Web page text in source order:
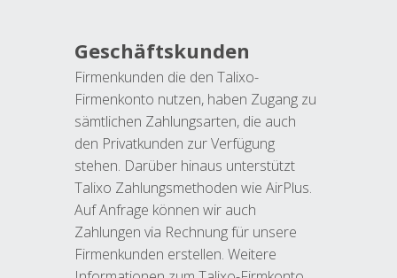
Geschäftskunden
Firmenkunden die den Talixo-
Firmenkonto nutzen, haben Zugang zu
sämtlichen Zahlungsarten, die auch
den Privatkunden zur Verfügung
stehen. Darüber hinaus unterstützt
Talixo Zahlungsmethoden wie AirPlus.
Auf Anfrage können wir auch
Zahlungen via Rechnung für unsere
Firmenkunden erstellen. Weitere